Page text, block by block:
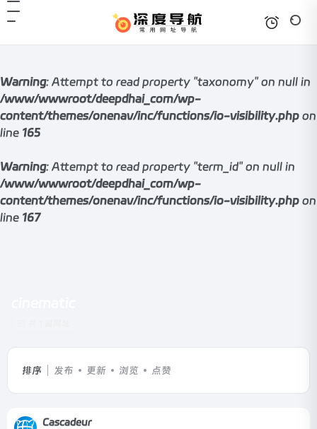
Warning: Attempt to read property "taxonomy" on null in
/www/wwwroot/deepdhai_com/wp-
content/themes/onenav/inc/functions/io-visibility.php on
line 165
Warning: Attempt to read property "term_id" on null in
/www/wwwroot/deepdhai_com/wp-
content/themes/onenav/inc/functions/io-visibility.php on
line 167
排序 发布 更新 浏览 点赞
Cascadeur